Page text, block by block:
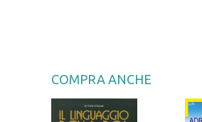
COMPRA ANCHE